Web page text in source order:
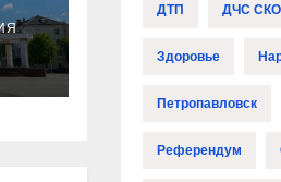
ДТП ДЧС СКО
Здоровье
Петропавловск
Референдум